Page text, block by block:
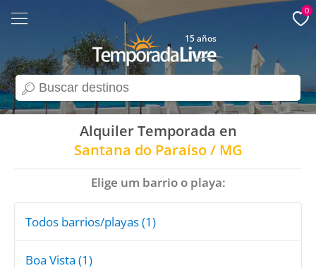
search
15 años
0
Alquiler Temporada en
Santana do Paraíso / MG
Elige um barrio o playa:
Todos barrios/playas (1)
Boa Vista (1)